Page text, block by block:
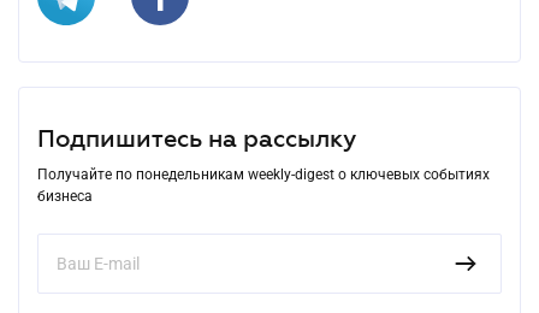
Подпишитесь на рассылку
Получайте по понедельникам weekly-digest о ключевых событиях
бизнеса